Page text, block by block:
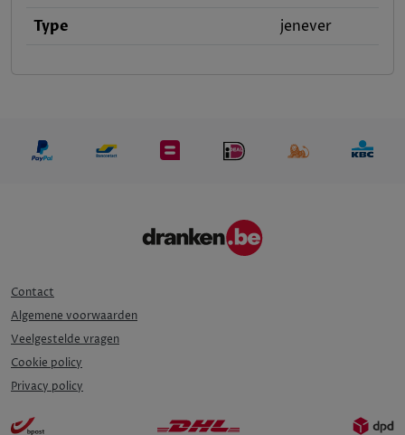
Type
jenever
Contact
Algemene voorwaarden
Veelgestelde vragen
Cookie policy
Privacy policy